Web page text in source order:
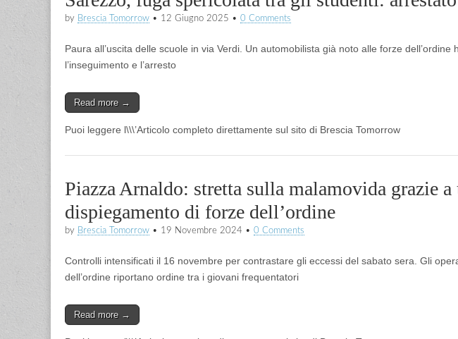
by Brescia Tomorrow • 12 Giugno 2025 • 0 Comments
Paura all’uscita delle scuole in via Verdi. Un automobilista già noto alle forze
l’inseguimento e l’arresto
Read more →
Puoi leggere l\\\’Articolo completo direttamente sul sito di Brescia Tomorrow
Piazza Arnaldo: stretta sulla malamovida grazie a
dispiegamento di forze dell’ordine
by Brescia Tomorrow • 19 Novembre 2024 • 0 Comments
Controlli intensificati il ​​16 novembre per contrastare gli eccessi del sabato sera. Gli
dell’ordine riportano ordine tra i giovani frequentatori
Read more →